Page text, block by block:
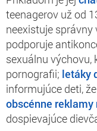
teenagerov už od
neexistuje správny
podporuje
sexuálnu výchovu,
pornografii; letáky
informujúce deti,
obscénne reklamy
dospievajúce